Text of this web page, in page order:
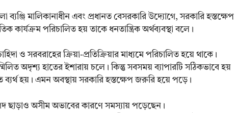
মালিকানাধীন এবং প্রধানত বেসরকারি উদ্যোগে, সরকারি হস্তক্ষেপ
কার্যক্রম পরিচালিত হয় তাকে ধনতান্ত্রিক অর্থব্যবস্থা বলে।
ও সরবরাহের ক্রিয়া-প্রতিক্রিয়ার মাধ্যমে পরিচালিত হয়ে থাকে।
অদৃশ্য হাতের ইশারায় চলে। কিন্তু সবসময় ব্যাপারটি সঠিকভাবে হয়
হয়। এমন অবস্থায় সরকারি হস্তক্ষেপ জরুরি হয়ে পড়ে।
ছাড়াও অসীম অভাবের কারণে সমস্যায় পড়েছেন।